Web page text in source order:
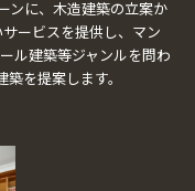
ンに、木造建築の立案か
サービスを提供し、マン
ル建築等ジャンルを問わ
を提案します。